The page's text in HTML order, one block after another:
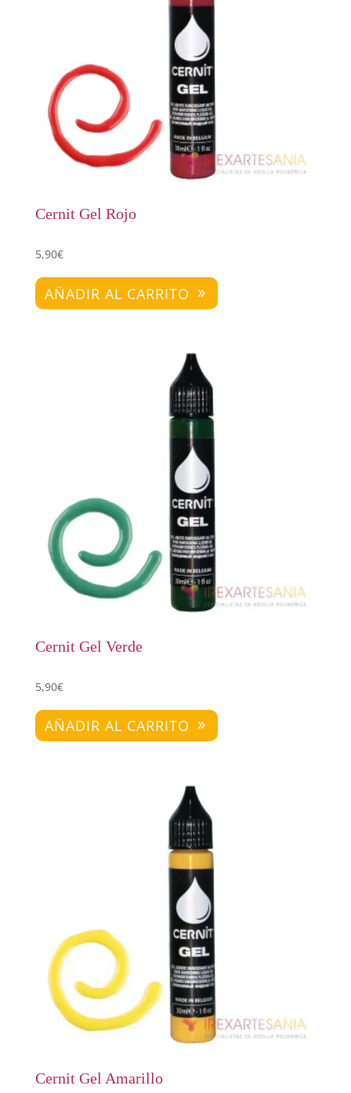
Cernit Gel Rojo
5,90€
AÑADIR AL CARRITO
Cernit Gel Verde
5,90€
AÑADIR AL CARRITO
Cernit Gel Amarillo